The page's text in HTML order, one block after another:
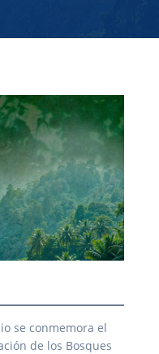
se conmemora el
de los Bosques